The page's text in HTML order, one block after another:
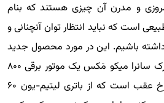
و مدرن آن چیزی هستند که بنام
است که نباید انتظار توان آنچنانی و
داشته باشیم. این در مورد محصول جدید
سانرا نیز صدق می‌کند. محرک سانرا میکو مَکس یک موتور برقی ۸۰۰
وات قرار گرفته در توپی چرخ عقب است که از باتری لیتیم-یون ۶۰